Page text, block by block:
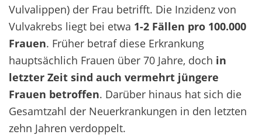
Vulvalippen) der Frau betrifft. Die Inzidenz von
Vulvakrebs liegt bei etwa 1-2 Fällen pro 100.000
Frauen. Früher betraf diese Erkrankung
hauptsächlich Frauen über 70 Jahre, doch in
letzter Zeit sind auch vermehrt jüngere
Frauen betroffen. Darüber hinaus hat sich die
Gesamtzahl der Neuerkrankungen in den letzten
zehn Jahren verdoppelt.